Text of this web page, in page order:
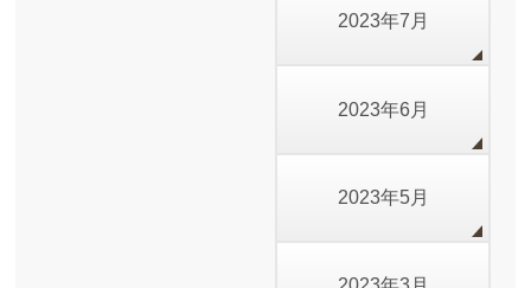
2023年7月
2023年6月
2023年5月